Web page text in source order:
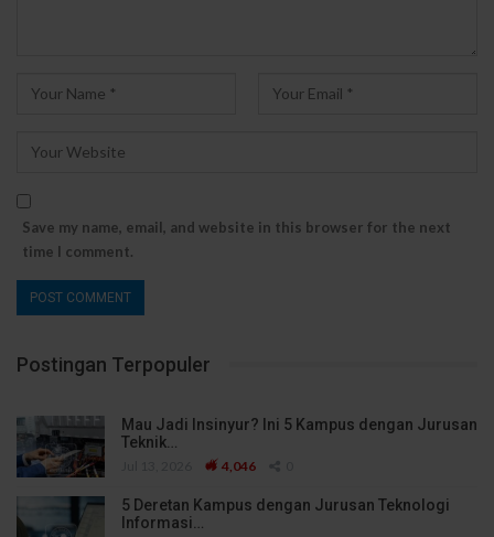
Save my name, email, and website in this browser for the next
time I comment.
Postingan Terpopuler
Mau Jadi Insinyur? Ini 5 Kampus dengan Jurusan
Teknik…
4,046
5 Deretan Kampus dengan Jurusan Teknologi
Informasi…